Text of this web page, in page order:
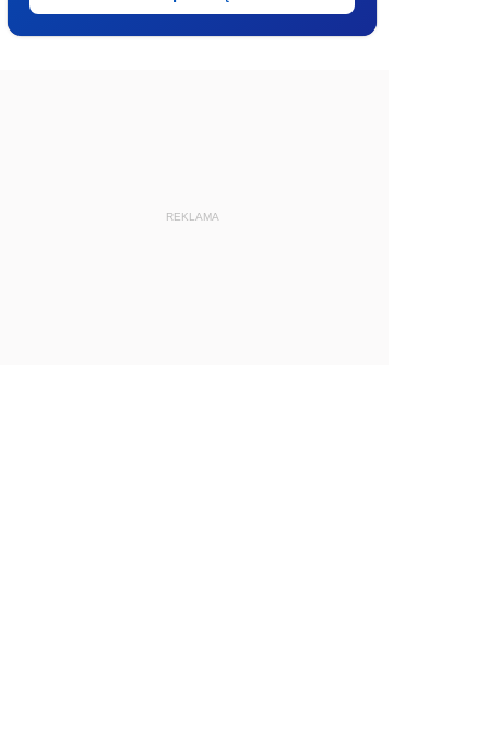
REKLAMA